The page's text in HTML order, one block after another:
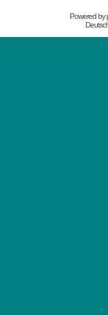
Powered by